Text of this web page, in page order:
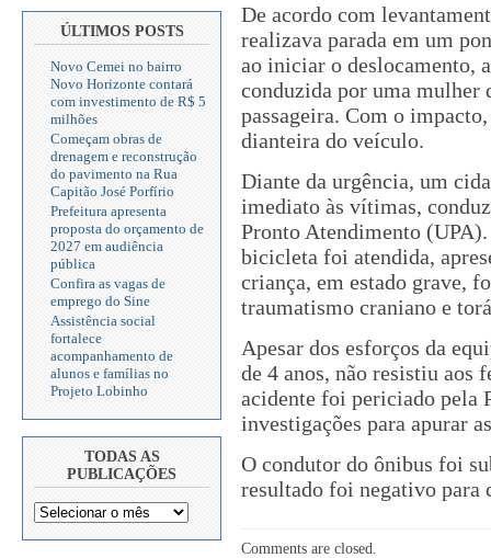
ÚLTIMOS POSTS
Novo Cemei no bairro
Novo Horizonte contará
com investimento de R$ 5
milhões
Começam obras de
drenagem e reconstrução
do pavimento na Rua
Capitão José Porfírio
Prefeitura apresenta
proposta do orçamento de
2027 em audiência
pública
Confira as vagas de
emprego do Sine
Assistência social
fortalece
acompanhamento de
alunos e famílias no
Projeto Lobinho
TODAS AS
PUBLICAÇÕES
De acordo com
realizava parada em um
ao iniciar o deslocamento,
conduzida por uma mulher
passageira. Com o
dianteira do veículo.
Diante da urgência, um
imediato às vítimas,
Pronto Atendimento (UPA).
bicicleta foi atendida,
criança, em estado grave,
traumatismo craniano e
Apesar dos esforços da
de 4 anos, não resistiu aos
acidente foi periciado pela
investigações para apurar
O condutor do ônibus foi
resultado foi negativo para
Comments are closed.